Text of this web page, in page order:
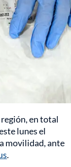
en total
lunes el
movilidad, ante
.